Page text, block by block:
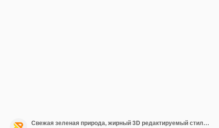
Свежая зеленая природа, жирный 3D редактируемый стиль эффекта текста